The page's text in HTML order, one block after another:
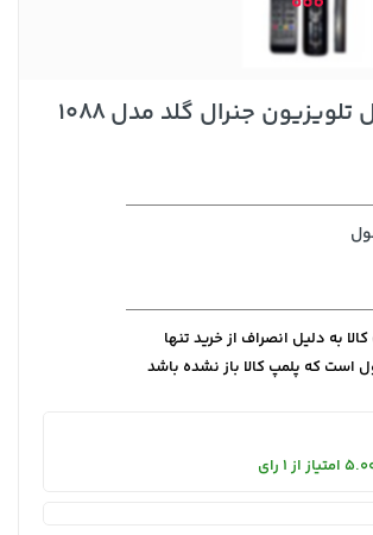
جنرال گلد مدل 1088
به دلیل انصراف از خرید تنها
است که پلمپ کالا باز نشده باشد
امتیاز از 1 رای